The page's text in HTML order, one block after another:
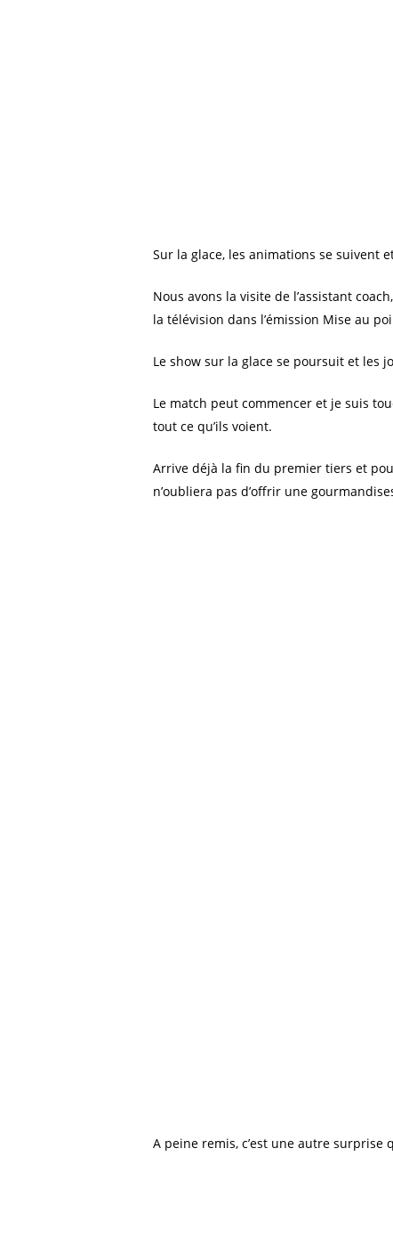
Sur la glace, les animations se suivent
Nous avons la visite de l’assistant
la télévision dans l’émission Mise au
Le show sur la glace se poursuit et les
Le match peut commencer et je suis
tout ce qu’ils voient.
Arrive déjà la fin du premier tiers et
n’oubliera pas d’offrir une
A peine remis, c’est une autre